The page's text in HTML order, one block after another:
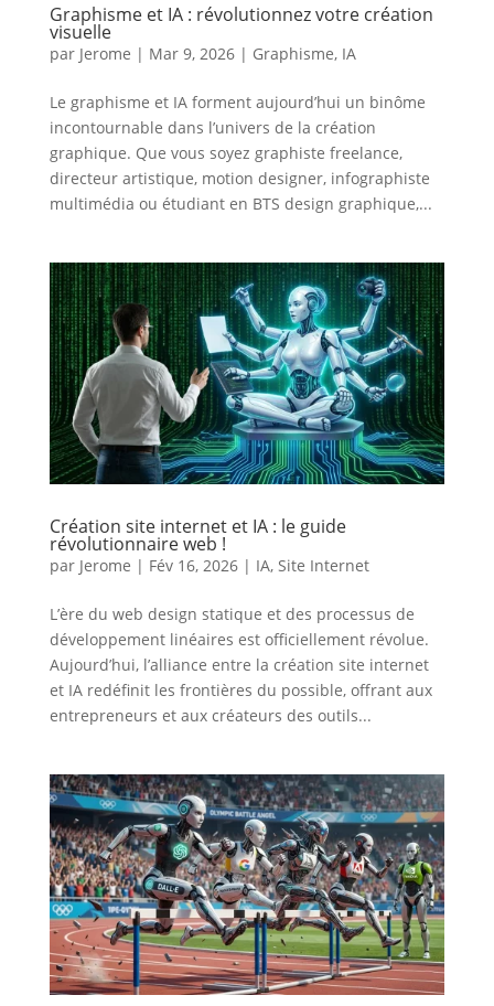
Graphisme et IA : révolutionnez votre création
visuelle
par Jerome | Mar 9, 2026| Graphisme, IA
Le graphisme et IA forment aujourd’hui un binôme
incontournable dans l’univers de la création
graphique. Que vous soyez graphiste freelance,
directeur artistique, motion designer, infographiste
multimédia ou étudiant en BTS design graphique,...
Création site internet et IA : le guide
révolutionnaire web !
par Jerome | Fév 16, 2026| IA, Site Internet
L’ère du web design statique et des processus de
développement linéaires est officiellement révolue.
Aujourd’hui, l’alliance entre la création site internet
et IA redéfinit les frontières du possible, offrant aux
entrepreneurs et aux créateurs des outils...